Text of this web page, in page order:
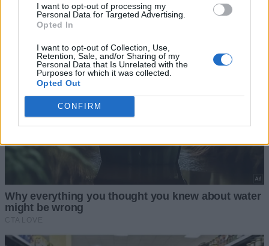
I want to opt-out of processing my
Personal Data for Targeted Advertising.
Opted In
I want to opt-out of Collection, Use,
Retention, Sale, and/or Sharing of my
Personal Data that Is Unrelated with the
Purposes for which it was collected.
Opted Out
CONFIRM